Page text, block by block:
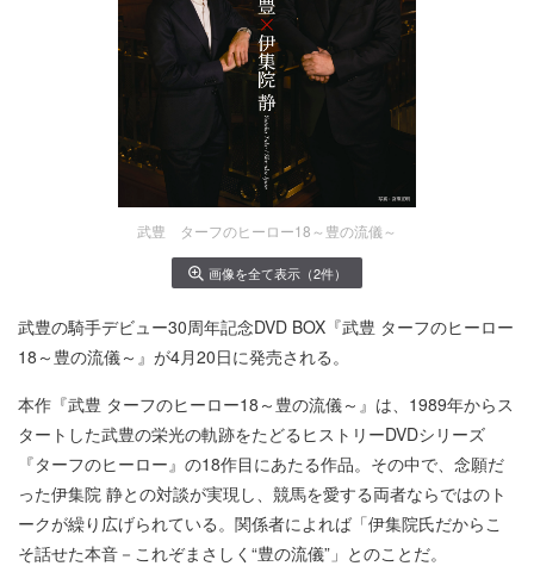
武豊 ターフのヒーロー18～豊の流儀～
画像を全て表示（2件）
武豊の騎手デビュー30周年記念DVD BOX『武豊 ターフのヒーロー
18～豊の流儀～』が4月20日に発売される。
本作『武豊 ターフのヒーロー18～豊の流儀～』は、1989年からス
タートした武豊の栄光の軌跡をたどるヒストリーDVDシリーズ
『ターフのヒーロー』の18作目にあたる作品。その中で、念願だ
った伊集院 静との対談が実現し、競馬を愛する両者ならではのト
ークが繰り広げられている。関係者によれば「伊集院氏だからこ
そ話せた本音－これぞまさしく“豊の流儀”」とのことだ。